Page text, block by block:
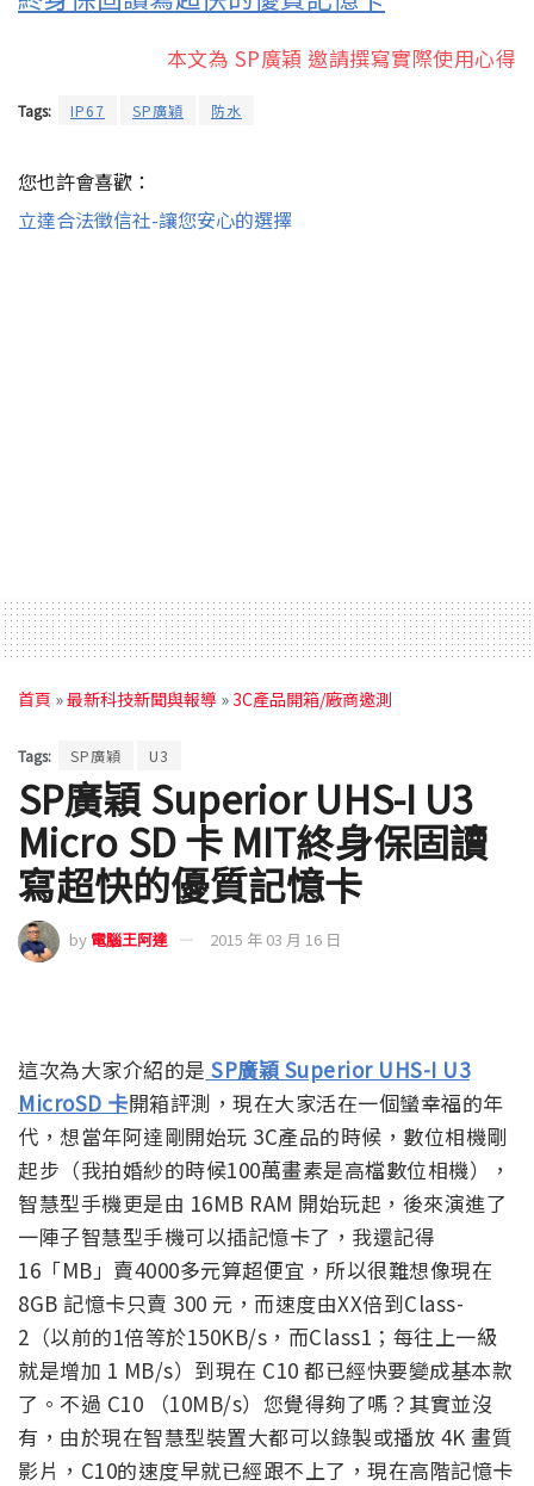
本文為 SP廣穎 邀請撰寫實際使用心得
Tags: IP67 SP廣穎 防水
您也許會喜歡：
立達合法徵信社-讓您安心的選擇
首頁 »最新科技新聞與報導 »3C產品開箱/廠商邀測
Tags: SP廣穎 U3
SP廣穎 Superior UHS-I U3
Micro SD 卡 MIT終身保固讀
寫超快的優質記憶卡
by 電腦王阿達 2015 年 03 月 16 日
這次為大家介紹的是 SP廣穎 Superior UHS-I U3
MicroSD 卡開箱評測，現在大家活在一個蠻幸福的年
代，想當年阿達剛開始玩 3C產品的時候，數位相機剛
起步（我拍婚紗的時候100萬畫素是高檔數位相機），
智慧型手機更是由 16MB RAM 開始玩起，後來演進了
一陣子智慧型手機可以插記憶卡了，我還記得
16「MB」賣4000多元算超便宜，所以很難想像現在
8GB 記憶卡只賣 300 元，而速度由XX倍到Class-
2（以前的1倍等於150KB/s，而Class1；每往上一級
就是增加 1 MB/s）到現在 C10 都已經快要變成基本款
了。不過 C10 （10MB/s）您覺得夠了嗎？其實並沒
有，由於現在智慧型裝置大都可以錄製或播放 4K 畫質
影片，C10的速度早就已經跟不上了，現在高階記憶卡